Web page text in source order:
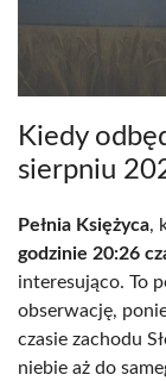
Kiedy
sierpniu
Pełnia Księżyca,
godzinie 20:26
interesująco. To
obserwację,
czasie zachodu
niebie aż do